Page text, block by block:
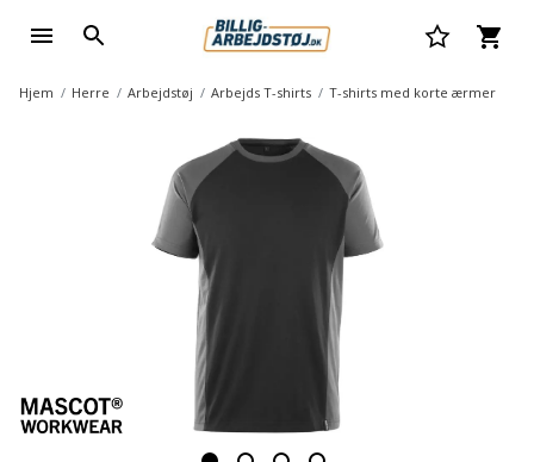
Hjem Herre Arbejdstøj Arbejds T-shirts T-shirts med korte ærmer